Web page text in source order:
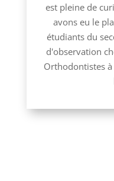
est pleine de
avons eu le
étudiants du
d'observation
Orthodontistes